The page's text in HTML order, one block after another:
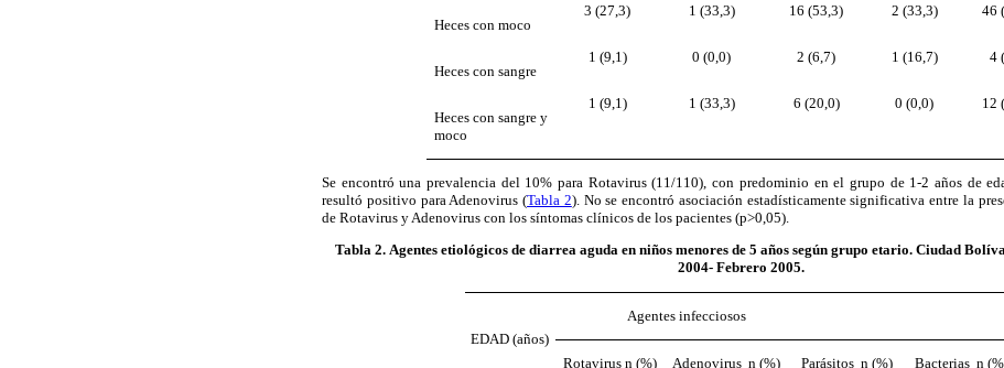
Heces con moco
3 (27,3) 1 (33,3) 16 (53,3) 2 (33,3) 46
Heces con sangre
1 (9,1) 0 (0,0) 2 (6,7) 1 (16,7) 4
Heces con sangre y
moco
1 (9,1) 1 (33,3) 6 (20,0) 0 (0,0) 12
Se encontró una prevalencia del 10% para Rotavirus (11/110), con predominio en el grupo de 1-2 años de
resultó positivo para Adenovirus (Tabla 2). No se encontró asociación estadísticamente significativa entre la
de Rotavirus y Adenovirus con los síntomas clínicos de los pacientes (p>0,05).
Tabla 2. Agentes etiológicos de diarrea aguda en niños menores de 5 años según grupo etario. Ciudad
2004- Febrero 2005.
EDAD (años)
Agentes infecciosos
Rotavirus n (%) Adenovirus n (%) Parásitos n (%) Bacterias n